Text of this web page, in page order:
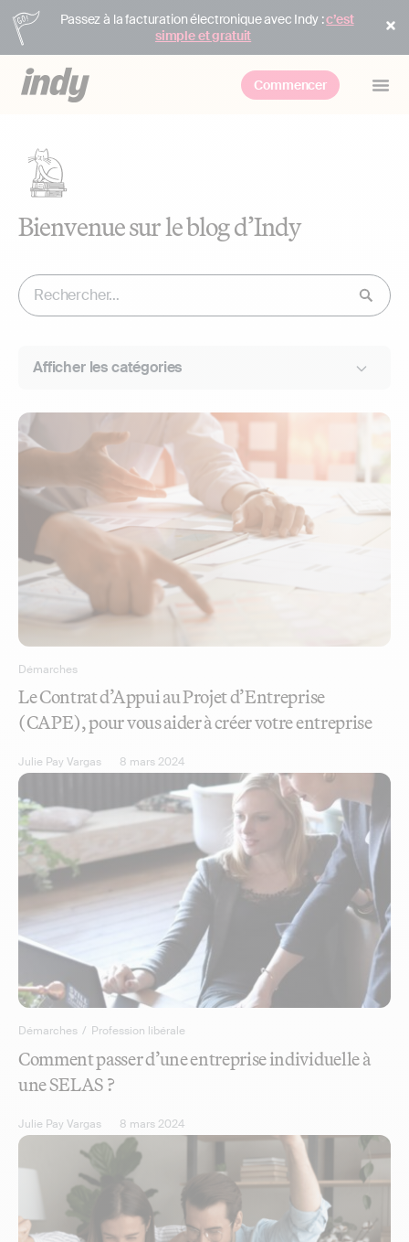
Passez à la facturation électronique avec Indy :c’est
simple et gratuit
Commencer
Bienvenue sur le blog d’Indy
Afficher les catégories
Démarches
Le Contrat d’Appui au Projet d’Entreprise
(CAPE), pour vous aider à créer votre entreprise
Julie Pay Vargas 8 mars 2024
Démarches / Profession libérale
Comment passer d’une entreprise individuelle à
une SELAS ?
Julie Pay Vargas 8 mars 2024